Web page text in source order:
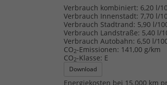
Verbrauch kombiniert: 6,20 l/
Verbrauch Innenstadt: 7,70 l/
Verbrauch Stadtrand: 5,90 l/
Verbrauch Landstraße: 5,40 l/
Verbrauch Autobahn: 6,50 l/
CO2-Emissionen: 141,00 g/km
CO2-Klasse: E
Download
Energiekosten bei 15.000 km